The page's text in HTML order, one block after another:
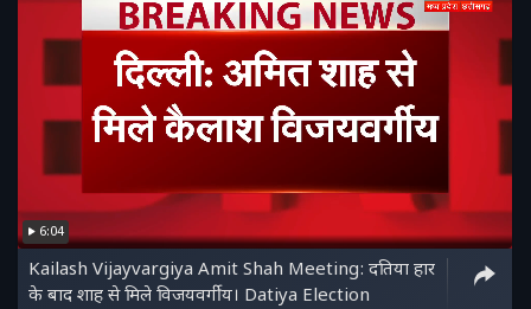
6:04
Kailash Vijayvargiya Amit Shah Meeting: दतिया हार
के बाद शाह से मिले विजयवर्गीय। Datiya Election